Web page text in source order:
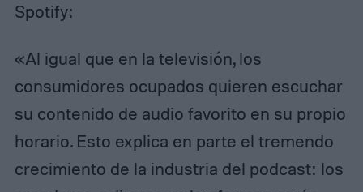
Spotify:
«Al igual que en la televisión, los
consumidores ocupados quieren escuchar
su contenido de audio favorito en su propio
horario. Esto explica en parte el tremendo
crecimiento de la industria del podcast: los